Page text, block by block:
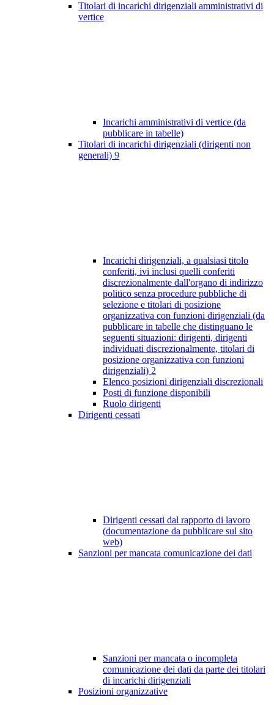
Titolari di incarichi dirigenziali amministrativi di
vertice
Incarichi amministrativi di vertice (da
pubblicare in tabelle)
Titolari di incarichi dirigenziali (dirigenti non
generali) 9
Incarichi dirigenziali, a qualsiasi titolo
conferiti, ivi inclusi quelli conferiti
discrezionalmente dall'organo di indirizzo
politico senza procedure pubbliche di
selezione e titolari di posizione
organizzativa con funzioni dirigenziali (da
pubblicare in tabelle che distinguano le
seguenti situazioni: dirigenti, dirigenti
individuati discrezionalmente, titolari di
posizione organizzativa con funzioni
dirigenziali) 2
Elenco posizioni dirigenziali discrezionali
Posti di funzione disponibili
Ruolo dirigenti
Dirigenti cessati
Dirigenti cessati dal rapporto di lavoro
(documentazione da pubblicare sul sito
web)
Sanzioni per mancata comunicazione dei dati
Sanzioni per mancata o incompleta
comunicazione dei dati da parte dei titolari
di incarichi dirigenziali
Posizioni organizzative